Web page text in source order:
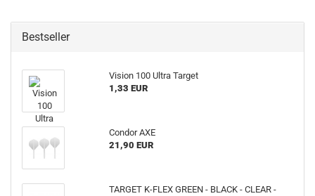
Bestseller
Vision 100 Ultra Target
1,33 EUR
Condor AXE
21,90 EUR
TARGET K-FLEX GREEN - BLACK - CLEAR -